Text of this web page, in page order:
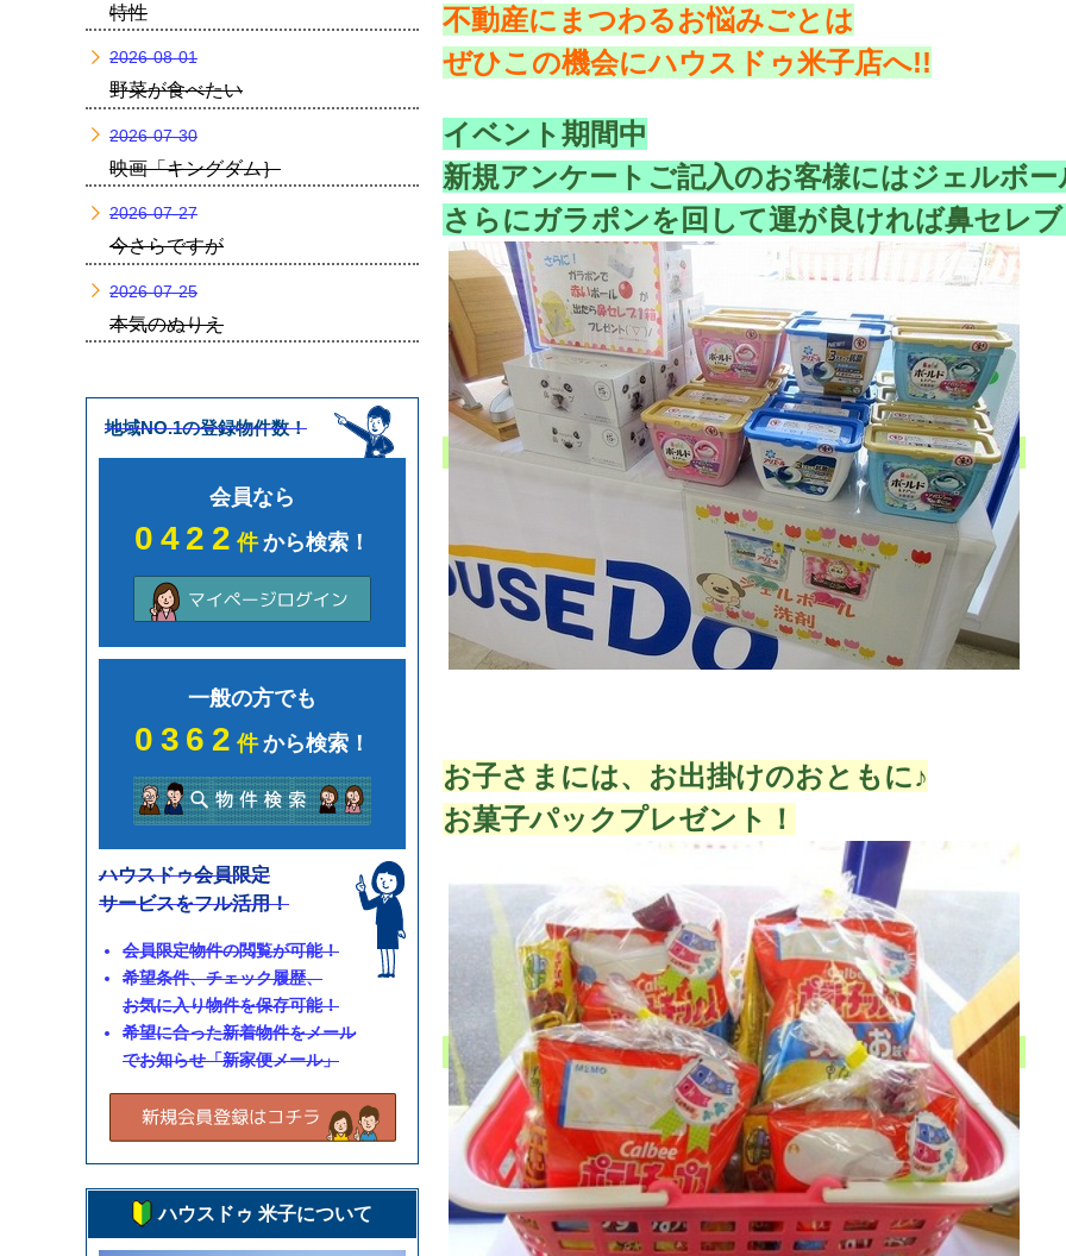
不動産にまつわるお悩みごとは
ぜひこの機会にハウスドゥ米子店へ!!
イベント期間中
新規アンケートご記入のお客様にはジェルボ
さらにガラポンを回して運が良ければ鼻セレ
お子さまには、お出掛けのおともに♪
お菓子パックプレゼント！
特性
2026-08-01
野菜が食べたい
2026-07-30
映画「キングダム｝
2026-07-27
今さらですが
2026-07-25
本気のぬりえ
地域NO.1の登録物件数！
会員なら
0422件から検索！
一般の方でも
0362件から検索！
ハウスドゥ会員限定
サービスをフル活用！
会員限定物件の閲覧が可能！
希望条件、チェック履歴、
お気に入り物件を保存可能！
希望に合った新着物件をメール
でお知らせ「新家便メール」
ハウスドゥ 米子について